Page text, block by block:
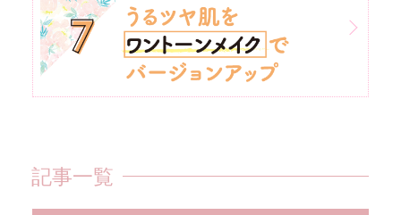
記事一覧